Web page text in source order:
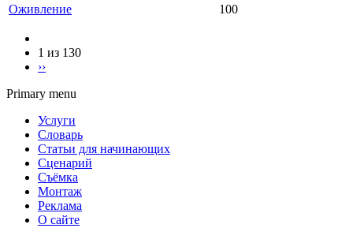
Оживление
100
1 из 130
››
Primary menu
Услуги
Словарь
Статьи для начинающих
Сценарий
Съёмка
Монтаж
Реклама
О сайте